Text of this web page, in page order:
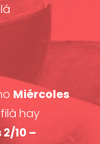
Miércoles
hay
10 –